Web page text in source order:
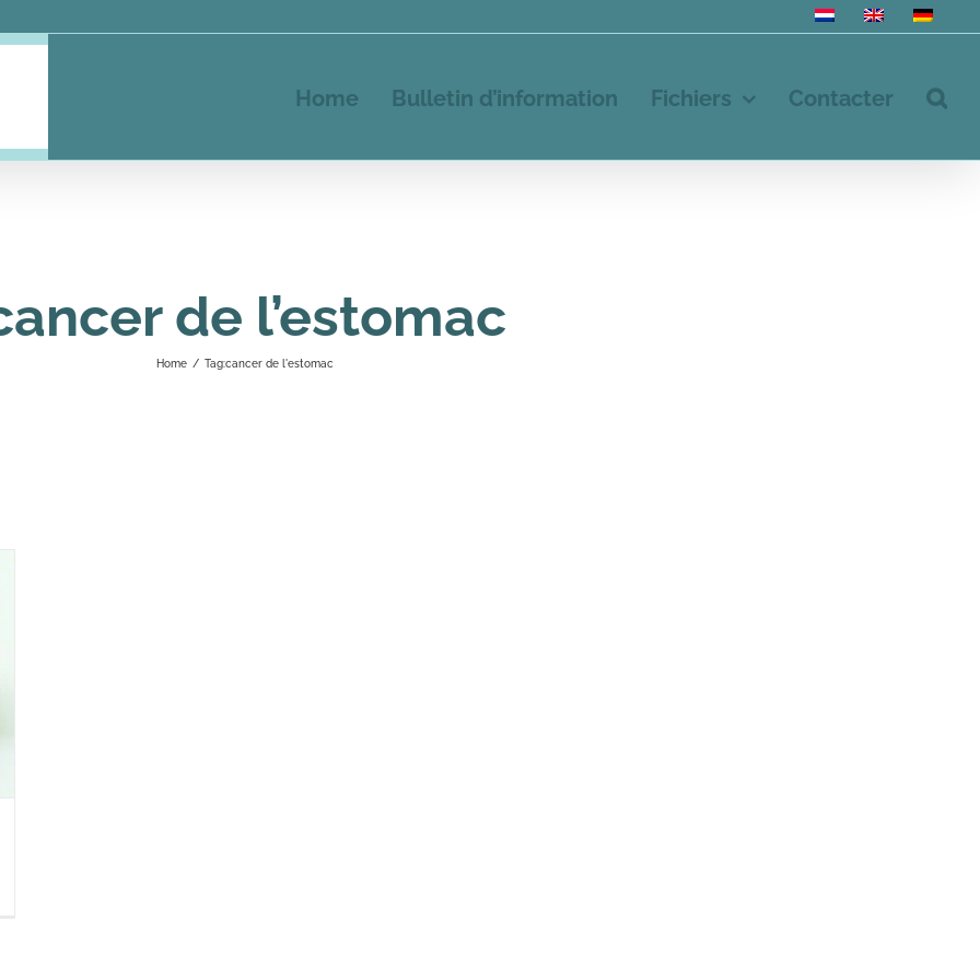
Home Bulletin d’information Fichiers Contacter
de l’estomac
Home / Tag:cancer de l'estomac